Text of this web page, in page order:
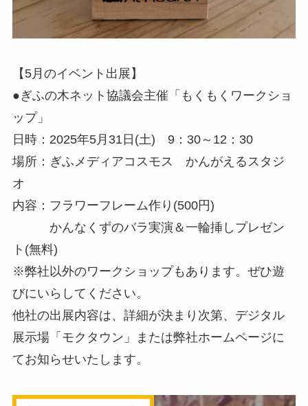
【5月のイベント出展】
●ぎふの木ネット協議会主催「もくもくワークショ
ップ」
日時：2025年5月31日(土) 9：30～12：30
場所：ぎふメディアコスモス かんがえるスタジ
オ
内容：フラワーフレーム作り(500円)
かんなくずのバラ実演＆一輪挿しプレゼン
ト(無料)
※弊社以外のワークショップもあります。ぜひ遊
びにいらしてください。
他社の出展内容は、詳細が決まり次第、デジタル
展示場「モクタウン」または弊社ホームページに
てお知らせいたします。